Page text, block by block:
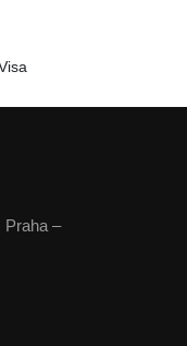
Praha –